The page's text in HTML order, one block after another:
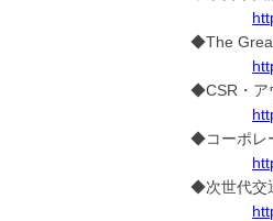
◆The
◆CSR・ア
◆コーポレ
◆次世代交